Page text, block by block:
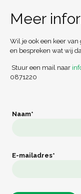
Meer
Wil je ook een keer
en bespreken wat wij
Stuur een mail naar
0871220
Naam*
E-mailadres*